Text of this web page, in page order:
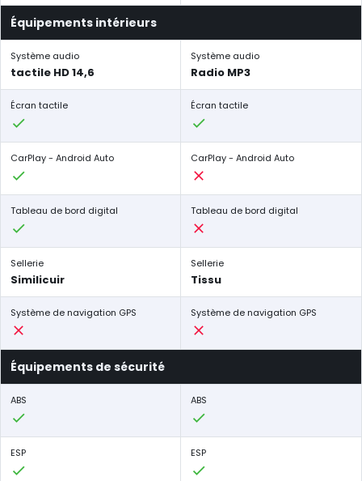
Équipements intérieurs
Système audio
tactile HD 14,6
Système audio
Radio MP3
Écran tactile Écran tactile
CarPlay - Android Auto CarPlay - Android Auto
Tableau de bord digital Tableau de bord digital
Sellerie
Similicuir
Sellerie
Tissu
Système de navigation GPS Système de navigation GPS
Équipements de sécurité
ABS ABS
ESP ESP